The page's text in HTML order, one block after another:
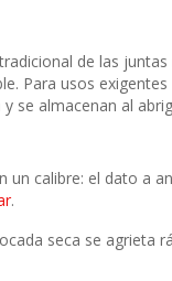
de las
Para usos
se almacenan al
un calibre: el dato a
.
seca se agrieta